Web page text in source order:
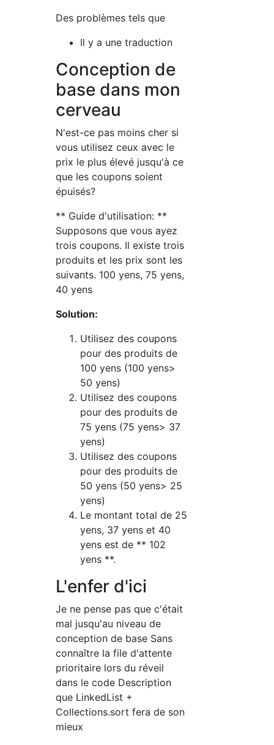
Des problèmes tels que
Il y a une traduction
Conception de
base dans mon
cerveau
N'est-ce pas moins cher si
vous utilisez ceux avec le
prix le plus élevé jusqu'à ce
que les coupons soient
épuisés?
** Guide d'utilisation: **
Supposons que vous ayez
trois coupons. Il existe trois
produits et les prix sont les
suivants. 100 yens, 75 yens,
40 yens
Solution:
Utilisez des coupons
pour des produits de
100 yens (100 yens>
50 yens)
Utilisez des coupons
pour des produits de
75 yens (75 yens> 37
yens)
Utilisez des coupons
pour des produits de
50 yens (50 yens> 25
yens)
Le montant total de 25
yens, 37 yens et 40
yens est de ** 102
yens **.
L'enfer d'ici
Je ne pense pas que c'était
mal jusqu'au niveau de
conception de base Sans
connaître la file d'attente
prioritaire lors du réveil
dans le code Description
que LinkedList +
Collections.sort fera de son
mieux